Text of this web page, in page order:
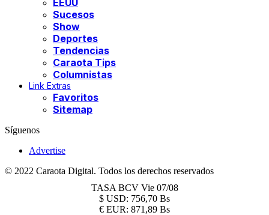
EEUU
Sucesos
Show
Deportes
Tendencias
Caraota Tips
Columnistas
Link Extras
Favoritos
Sitemap
Síguenos
Advertise
© 2022 Caraota Digital. Todos los derechos reservados
TASA BCV Vie 07/08
$ USD: 756,70 Bs
€ EUR: 871,89 Bs